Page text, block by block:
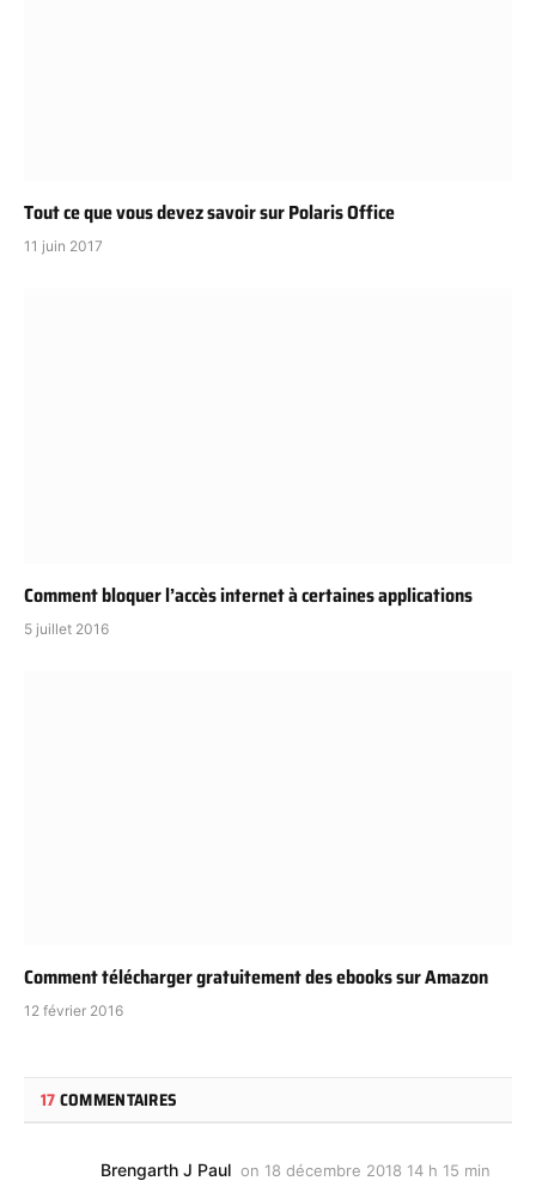
Tout ce que vous devez savoir sur Polaris Office
11 juin 2017
Comment bloquer l’accès internet à certaines applications
5 juillet 2016
Comment télécharger gratuitement des ebooks sur Amazon
12 février 2016
17COMMENTAIRES
Brengarth J Paul on 18 décembre 2018 14 h 15 min